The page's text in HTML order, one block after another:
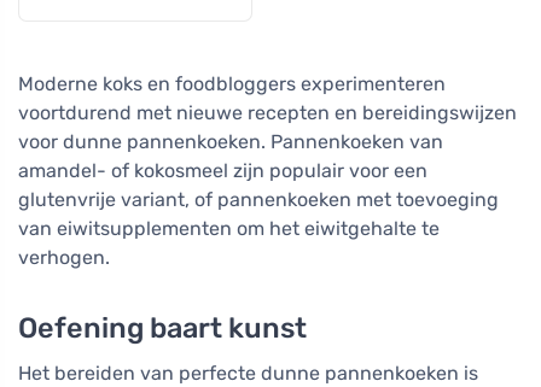
Moderne koks en foodbloggers experimenteren
voortdurend met nieuwe recepten en bereidingswijzen
voor dunne pannenkoeken. Pannenkoeken van
amandel- of kokosmeel zijn populair voor een
glutenvrije variant, of pannenkoeken met toevoeging
van eiwitsupplementen om het eiwitgehalte te
verhogen.
Oefening baart kunst
Het bereiden van perfecte dunne pannenkoeken is